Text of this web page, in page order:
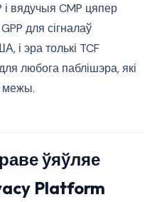
вядучыя CMP цяпер
для сігналаў
і эра толькі TCF
любога паблішэра, які
межы.
ўяўляе
Platform